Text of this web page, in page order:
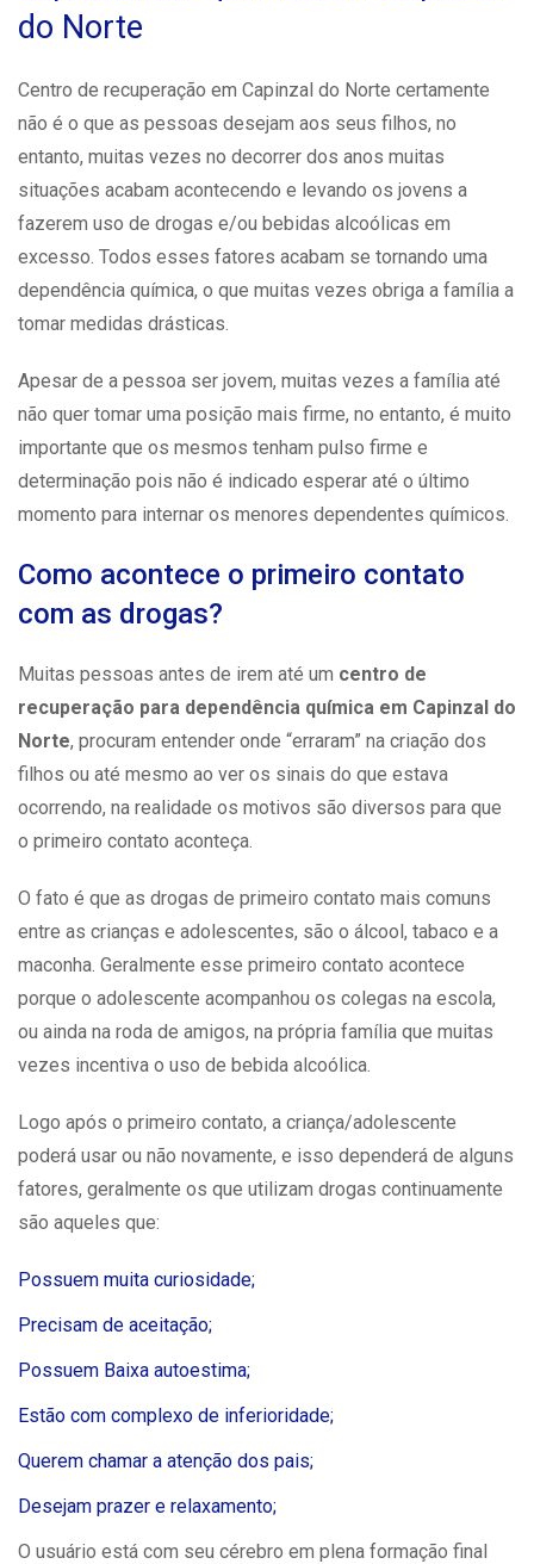
do Norte
Centro de recuperação em Capinzal do Norte certamente
não é o que as pessoas desejam aos seus filhos, no
entanto, muitas vezes no decorrer dos anos muitas
situações acabam acontecendo e levando os jovens a
fazerem uso de drogas e/ou bebidas alcoólicas em
excesso. Todos esses fatores acabam se tornando uma
dependência química, o que muitas vezes obriga a família a
tomar medidas drásticas.
Apesar de a pessoa ser jovem, muitas vezes a família até
não quer tomar uma posição mais firme, no entanto, é muito
importante que os mesmos tenham pulso firme e
determinação pois não é indicado esperar até o último
momento para internar os menores dependentes químicos.
Como acontece o primeiro contato
com as drogas?
Muitas pessoas antes de irem até um centro de
recuperação para dependência química em Capinzal do
Norte, procuram entender onde “erraram” na criação dos
filhos ou até mesmo ao ver os sinais do que estava
ocorrendo, na realidade os motivos são diversos para que
o primeiro contato aconteça.
O fato é que as drogas de primeiro contato mais comuns
entre as crianças e adolescentes, são o álcool, tabaco e a
maconha. Geralmente esse primeiro contato acontece
porque o adolescente acompanhou os colegas na escola,
ou ainda na roda de amigos, na própria família que muitas
vezes incentiva o uso de bebida alcoólica.
Logo após o primeiro contato, a criança/adolescente
poderá usar ou não novamente, e isso dependerá de alguns
fatores, geralmente os que utilizam drogas continuamente
são aqueles que:
Possuem muita curiosidade;
Precisam de aceitação;
Possuem Baixa autoestima;
Estão com complexo de inferioridade;
Querem chamar a atenção dos pais;
Desejam prazer e relaxamento;
O usuário está com seu cérebro em plena formação final